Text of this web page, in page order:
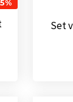
Set